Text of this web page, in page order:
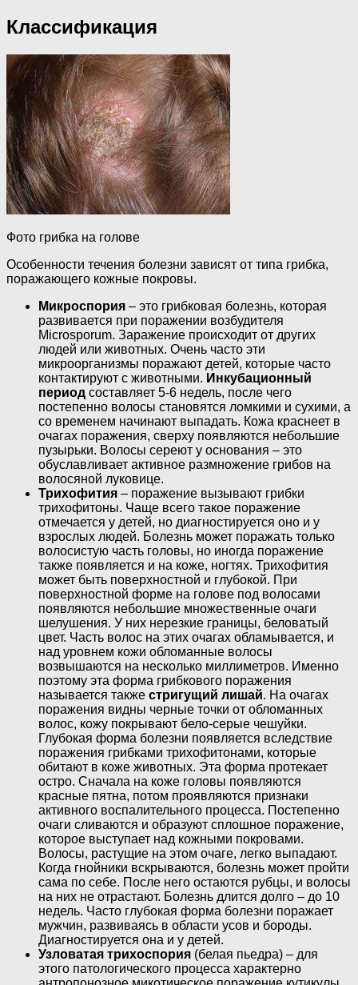
Классификация
Фото грибка на голове
Особенности течения болезни зависят от типа грибка,
поражающего кожные покровы.
Микроспория – это грибковая болезнь, которая
развивается при поражении возбудителя
Microsporum. Заражение происходит от других
людей или животных. Очень часто эти
микроорганизмы поражают детей, которые часто
контактируют с животными. Инкубационный
период составляет 5-6 недель, после чего
постепенно волосы становятся ломкими и сухими, а
со временем начинают выпадать. Кожа краснеет в
очагах поражения, сверху появляются небольшие
пузырьки. Волосы сереют у основания – это
обуславливает активное размножение грибов на
волосяной луковице.
Трихофития – поражение вызывают грибки
трихофитоны. Чаще всего такое поражение
отмечается у детей, но диагностируется оно и у
взрослых людей. Болезнь может поражать только
волосистую часть головы, но иногда поражение
также появляется и на коже, ногтях. Трихофития
может быть поверхностной и глубокой. При
поверхностной форме на голове под волосами
появляются небольшие множественные очаги
шелушения. У них нерезкие границы, беловатый
цвет. Часть волос на этих очагах обламывается, и
над уровнем кожи обломанные волосы
возвышаются на несколько миллиметров. Именно
поэтому эта форма грибкового поражения
называется также стригущий лишай. На очагах
поражения видны черные точки от обломанных
волос, кожу покрывают бело-серые чешуйки.
Глубокая форма болезни появляется вследствие
поражения грибками трихофитонами, которые
обитают в коже животных. Эта форма протекает
остро. Сначала на коже головы появляются
красные пятна, потом проявляются признаки
активного воспалительного процесса. Постепенно
очаги сливаются и образуют сплошное поражение,
которое выступает над кожными покровами.
Волосы, растущие на этом очаге, легко выпадают.
Когда гнойники вскрываются, болезнь может пройти
сама по себе. После него остаются рубцы, и волосы
на них не отрастают. Болезнь длится долго – до 10
недель. Часто глубокая форма болезни поражает
мужчин, развиваясь в области усов и бороды.
Диагностируется она и у детей.
Узловатая трихоспория (белая пьедра) – для
этого патологического процесса характерно